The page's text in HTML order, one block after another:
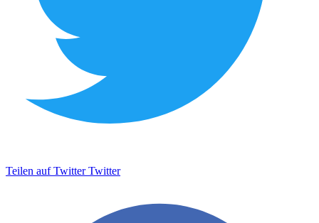
Teilen auf Twitter Twitter